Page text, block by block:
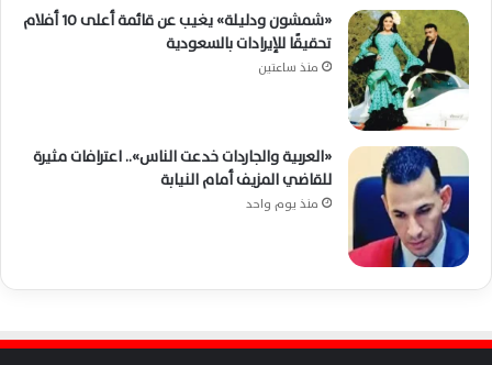
«شمشون ودليلة» يغيب عن قائمة أعلى 10 أفلام
تحقيقًا للإيرادات بالسعودية
منذ ساعتين
«العربية والجاردات خدعت الناس».. اعترافات مثيرة
للقاضي المزيف أمام النيابة
منذ يوم واحد